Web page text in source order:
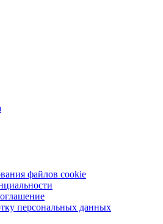
файлов cookie
персональных данных